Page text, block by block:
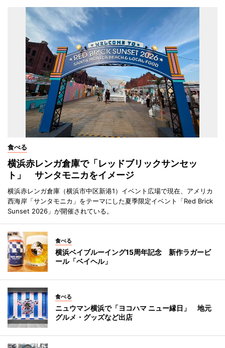
食べる
横浜赤レンガ倉庫で「レッドブリックサンセッ
ト」 サンタモニカをイメージ
横浜赤レンガ倉庫（横浜市中区新港1）イベント広場で現在、アメリカ
西海岸「サンタモニカ」をテーマにした夏季限定イベント「Red Brick
Sunset 2026」が開催されている。
食べる
横浜ベイブルーイング15周年記念 新作ラガービ
ール「ベイヘル」
食べる
ニュウマン横浜で「ヨコハマ ニュー縁日」 地元
グルメ・グッズなど出店